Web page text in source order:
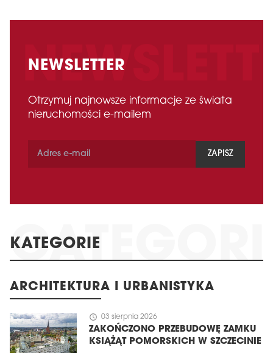
NEWSLETTER
Otrzymuj najnowsze informacje ze świata
nieruchomości e-mailem
ZAPISZ
KATEGORIE
ARCHITEKTURA I URBANISTYKA
schedule 03 sierpnia 2026
ZAKOŃCZONO PRZEBUDOWĘ ZAMKU
KSIĄŻĄT POMORSKICH W SZCZECINIE